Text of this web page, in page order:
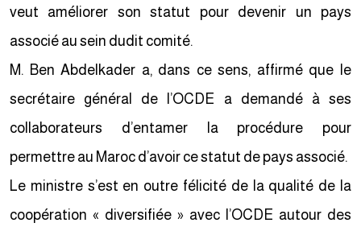
veut améliorer son statut pour devenir un pays
associé au sein dudit comité.
M. Ben Abdelkader a, dans ce sens, affirmé que le
secrétaire général de l’OCDE a demandé à ses
collaborateurs d’entamer la procédure pour
permettre au Maroc d’avoir ce statut de pays associé.
Le ministre s’est en outre félicité de la qualité de la
coopération « diversifiée » avec l’OCDE autour des